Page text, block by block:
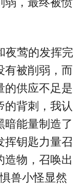
夜莺的发挥完
有被削弱，而
的供应不足是
的背刺，我认
暗能量制造了
挥钥匙力量召
造物，召唤出
兽小怪显然